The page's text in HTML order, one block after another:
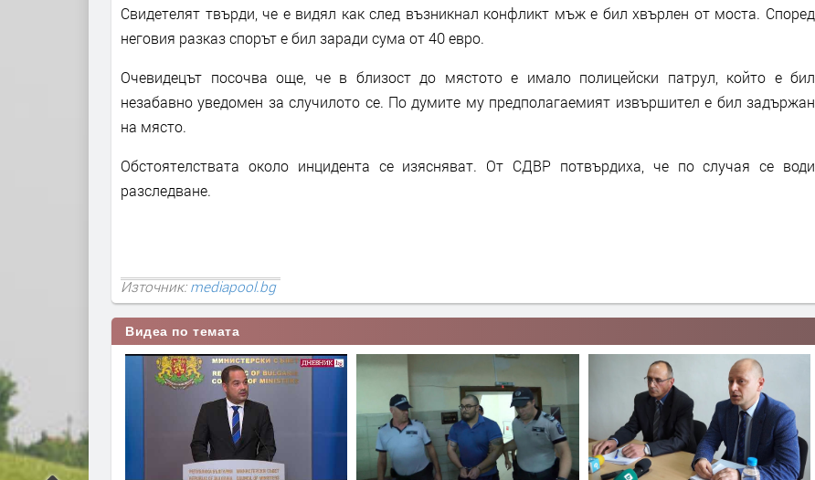
Свидетелят твърди, че е видял как след възникнал конфликт мъж е бил хвърлен от моста. Според
неговия разказ спорът е бил заради сума от 40 евро.
Очевидецът посочва още, че в близост до мястото е имало полицейски патрул, който е бил
незабавно уведомен за случилото се. По думите му предполагаемият извършител е бил задържан
на място.
Обстоятелствата около инцидента се изясняват. От СДВР потвърдиха, че по случая се води
разследване.
Източник:mediapool.bg
Видеа по темата